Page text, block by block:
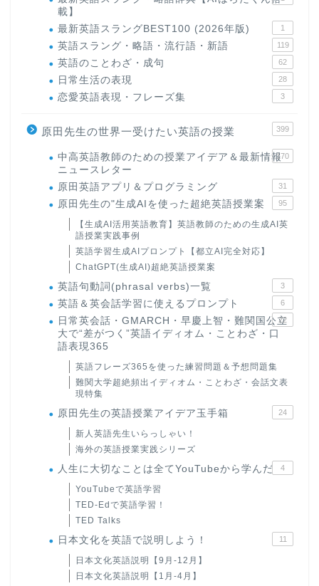
載】
最新英語スラングBEST100 (2026年版) 1
英語スラング・略語・流行語・新語 119
英語のことわざ・成句 62
日常生活の表現 28
恋愛英語表現・フレーズ集 3
原田先生の世界一受けたい英語の授業 399
中高英語教師のための授業アイデア＆最新情報
ニュースレター
170
原田英語アプリ＆プログラミング 31
原田先生の"生成AIを使った超絶英語授業案 95
【生成AI活用英語教育】英語教師のための生成AI英
語授業実践事例
英語学習生成AIプロンプト【都立AI完全対応】
ChatGPT(生成AI)超絶英語授業案
英語句動詞(phrasal verbs)一覧 3
英語＆英会話学習に使えるプロンプト 6
日常英会話・GMARCH・早慶上智・難関国公立
大で“差がつく”英語イディオム・ことわざ・口
語表現365
22
英語フレーズ365を使った練習問題＆予想問題集
難関大学超絶頻出イディオム・ことわざ・会話文表
現特集
原田先生の英語授業アイデア玉手箱 24
新人英語先生いらっしゃい！
海外の英語授業実践シリーズ
人生に大切なことは全てYouTubeから学んだ 4
YouTubeで英語学習
TED-Edで英語学習！
TED Talks
日本文化を英語で説明しよう！ 11
日本文化英語説明【9月-12月】
日本文化英語説明【1月-4月】